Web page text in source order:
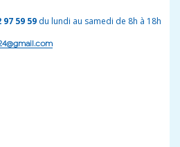
59 59 du lundi au samedi de 8h à 18h